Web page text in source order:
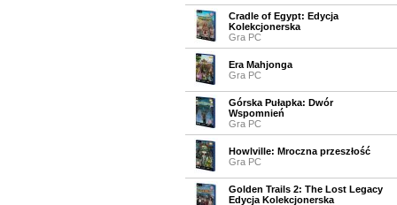
Cradle of Egypt: Edycja
Kolekcjonerska
Gra PC
Era Mahjonga
Gra PC
Górska Pułapka: Dwór
Wspomnień
Gra PC
Howlville: Mroczna przeszłość
Gra PC
Golden Trails 2: The Lost Legacy
Edycja Kolekcjonerska